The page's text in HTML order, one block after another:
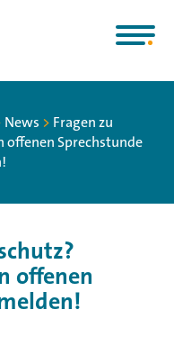
News > Fragen zu
offenen Sprechstunde
offenen